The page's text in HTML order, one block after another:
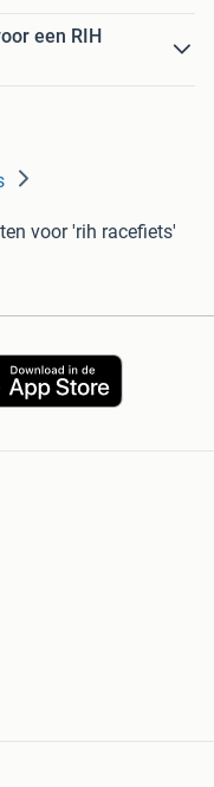
een RIH
voor 'rih racefiets'